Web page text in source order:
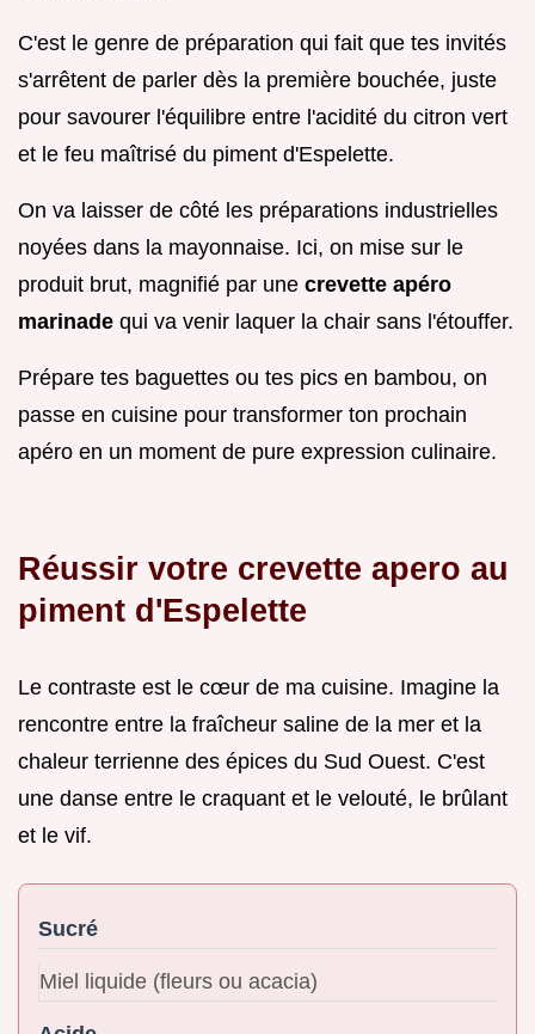
C'est le genre de préparation qui fait que tes invités
s'arrêtent de parler dès la première bouchée, juste
pour savourer l'équilibre entre l'acidité du citron vert
et le feu maîtrisé du piment d'Espelette.
On va laisser de côté les préparations industrielles
noyées dans la mayonnaise. Ici, on mise sur le
produit brut, magnifié par une crevette apéro
marinade qui va venir laquer la chair sans l'étouffer.
Prépare tes baguettes ou tes pics en bambou, on
passe en cuisine pour transformer ton prochain
apéro en un moment de pure expression culinaire.
Réussir votre crevette apero au
piment d'Espelette
Le contraste est le cœur de ma cuisine. Imagine la
rencontre entre la fraîcheur saline de la mer et la
chaleur terrienne des épices du Sud Ouest. C'est
une danse entre le craquant et le velouté, le brûlant
et le vif.
Sucré
Miel liquide (fleurs ou acacia)